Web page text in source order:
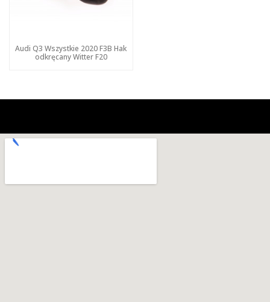
Audi Q3 Wszystkie 2020 F3B Hak
odkręcany Witter F20